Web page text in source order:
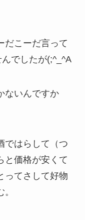
だこーだ言って
でしたが(;^_^A
ないんですか
ではらして（つ
と価格が安くて
ってさして好物